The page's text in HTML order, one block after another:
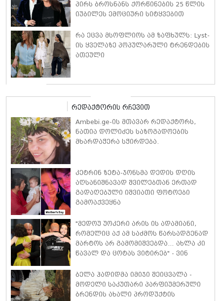
პირს ბროსნანს ქორწინების 25 წლის
იუბილეს ემოციური სიტყვებით
რა ეცვა მსოფლიოს ამ ზაფხულს: Lyst-
ის ყველაზე პოპულარული ტრენდების
ათეული
რედაქტორის რჩევით
Ambebi.ge-ის მთავარ რედაქტორს,
ნათია დოლიძეს საზოგადოების
მხარდაჭერა სჭირდება.
კეტრინ ზეტა-ჯონსმა დედის დღის
აღსანიშნავად შვილებთან ერთად
გადაღებული იშვიათი ფოტოები
გამოაქვეყნა
"მედოუ უოკერი არის ის ადამიანი,
რომელიც აქ ამ საძმოს წარსადგენად
მარტოს არ გამომიშვებდა… ახლა კი
წავალ და ცოტას ვიტირებ" - ვინ
პოლ უოკერის ქალიშვილს ემოციური
სიტყვებით მიმართავს
ბელა ჰადიდმა იმიჯი შეიცვალა -
მოდელი საკუთარი პარფიუმერული
ბრენდის ახალი პროდუქტის